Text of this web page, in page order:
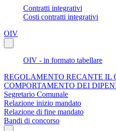
Contratti integrativi
Costi contratti integrativi
OIV
OIV - in formato tabellare
REGOLAMENTO RECANTE IL
COMPORTAMENTO DEI
Segretario Comunale
Relazione inizio mandato
Relazione di fine mandato
Bandi di concorso